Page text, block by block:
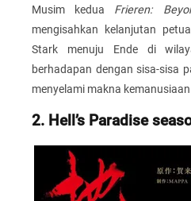
Musim kedua Frieren:
mengisahkan kelanjutan
Stark menuju Ende di
berhadapan dengan sisa-sisa
menyelami makna
2. Hell’s Paradise